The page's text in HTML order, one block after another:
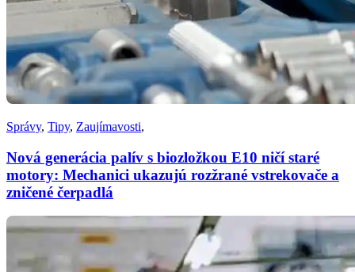
Správy, Tipy, Zaujímavosti,
Nová generácia palív s biozložkou E10 ničí staré
motory: Mechanici ukazujú rozžrané vstrekovače a
zničené čerpadlá